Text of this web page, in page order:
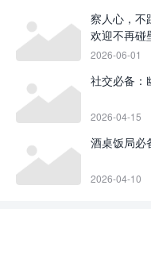
察人心，不
欢迎不再碰
2026-06-01
社交必备：
2026-04-15
酒桌饭局必
2026-04-10